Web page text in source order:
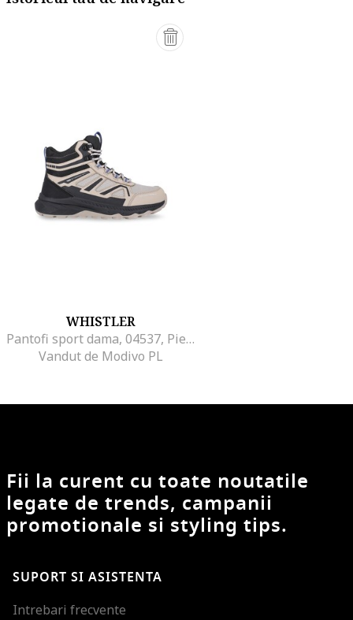
WHISTLER
Pantofi sport dama, 04537, Piele ecologica, Maro
Vandut de Modivo PL
Fii la curent cu toate noutatile
legate de trends, campanii
promotionale si styling tips.
SUPORT SI ASISTENTA
Intrebari frecvente